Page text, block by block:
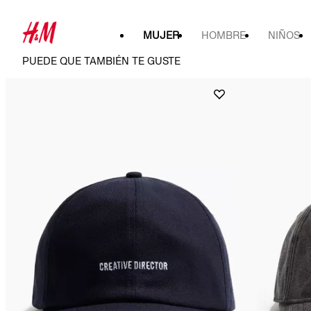
MUJER HOMBRE NIÑOS
PUEDE QUE TAMBIÉN TE GUSTE